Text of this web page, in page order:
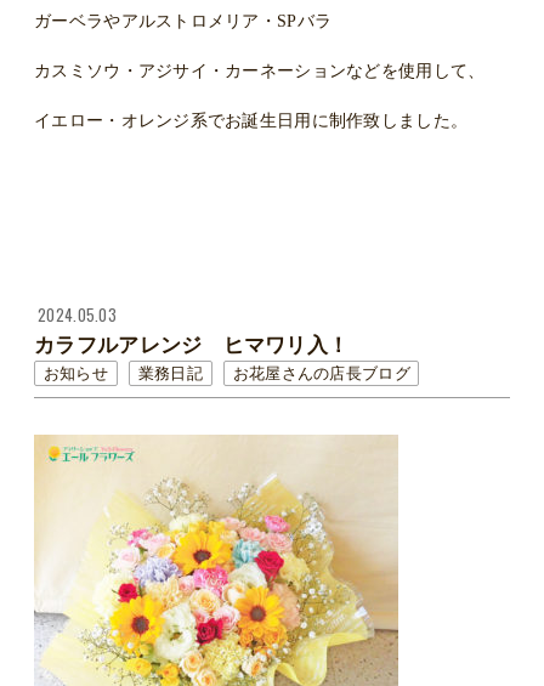
ガーベラやアルストロメリア・SPバラ
カスミソウ・アジサイ・カーネーションなどを使用して、
イエロー・オレンジ系でお誕生日用に制作致しました。
2024.05.03
カラフルアレンジ ヒマワリ入！
お知らせ 業務日記 お花屋さんの店長ブログ